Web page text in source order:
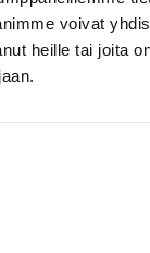
voivat
heille tai joita